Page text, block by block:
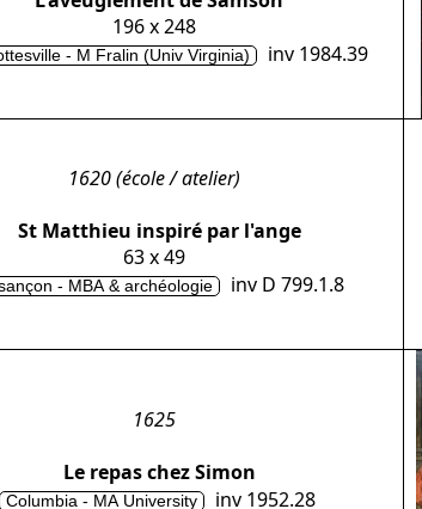
196 x 248
- M Fralin (Univ Virginia) inv 1984.39
1620 (école / atelier)
St Matthieu inspiré par l'ange
63 x 49
- MBA & archéologie inv D 799.1.8
1625
Le repas chez Simon
Columbia - MA University inv 1952.28